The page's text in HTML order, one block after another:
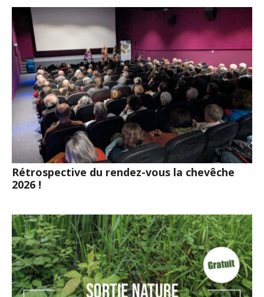
Rétrospective du rendez-vous la chevêche
2026 !